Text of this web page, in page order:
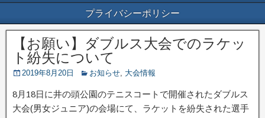
プライバシーポリシー
【お願い】ダブルス大会でのラケッ
ト紛失について
2019年8月20日 お知らせ, 大会情報
8月18日に井の頭公園のテニスコートで開催されたダブルス
大会(男女ジュニア)の会場にて、ラケットを紛失された選手